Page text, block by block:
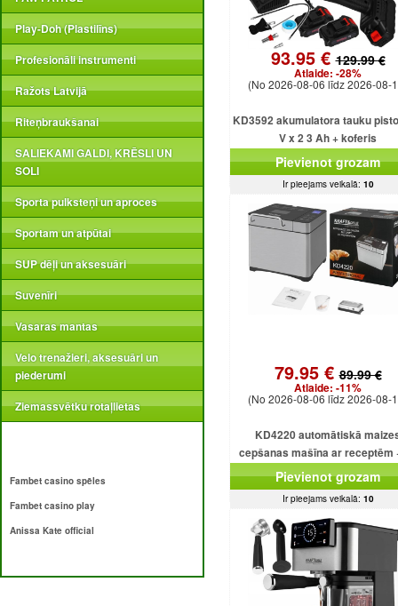
Play-Doh (Plastilīns)
Profesionāli instrumenti
Ražots Latvijā
Riteņbraukšanai
SALIEKAMI GALDI, KRĒSLI UN
SOLI
Sporta pulksteņi un aproces
Sportam un atpūtai
SUP dēļi un aksesuāri
Suvenīri
Vasaras mantas
Velo trenažieri, aksesuāri un
piederumi
Ziemassvētku rotaļlietas
Fambet casino spēles
Fambet casino play
Anissa Kate official
93.95 €129.99 €
Atlaide: -28%
(No 2026-08-06 līdz 2026-08-
KD3592 akumulatora tauku
V x 2 3 Ah + koferis
Pievienot grozam
Ir pieejams veikalā: 10
79.95 €89.99 €
Atlaide: -11%
(No 2026-08-06 līdz 2026-08-
KD4220 automātiskā
cepšanas mašīna ar receptēm
programmām + saldējumu
Pievienot grozam
Ir pieejams veikalā: 10